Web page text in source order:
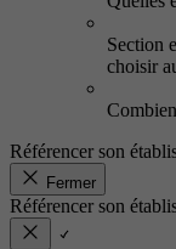
Section
choisir
Référencer son
Fermer
Référencer son